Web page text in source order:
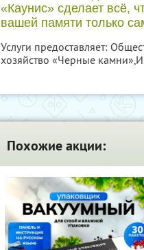
«Каунис» сделает всё,
вашей памяти только
Услуги предоставляет:
хозяйство «Черные камни»,
Похожие акции: